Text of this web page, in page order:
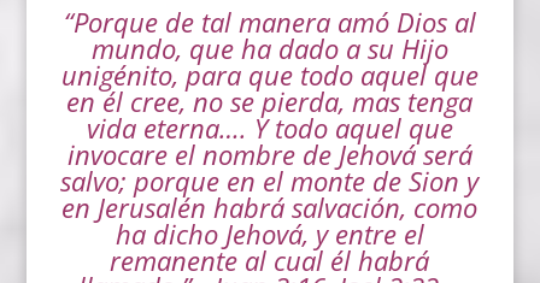
“Porque de tal manera amó Dios al
mundo, que ha dado a su Hijo
unigénito, para que todo aquel que
en él cree, no se pierda, mas tenga
vida eterna…. Y todo aquel que
invocare el nombre de Jehová será
salvo; porque en el monte de Sion y
en Jerusalén habrá salvación, como
ha dicho Jehová, y entre el
remanente al cual él habrá